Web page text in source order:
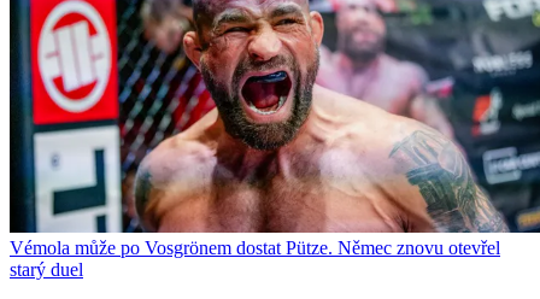
Vémola může po Vosgrönem dostat Pütze. Němec znovu otevřel
starý duel